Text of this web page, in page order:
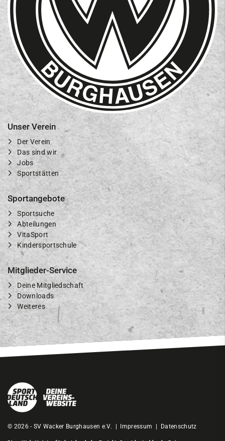
Unser Verein
Der Verein
Das sind wir
Jobs
Sportstätten
Sportangebote
Sportsuche
Abteilungen
VitaSport
Kindersportschule
Mitglieder-Service
Deine Mitgliedschaft
Downloads
Weiteres
© 2026 - SV Wacker Burghausen e.V. | Impressum | Datenschutz